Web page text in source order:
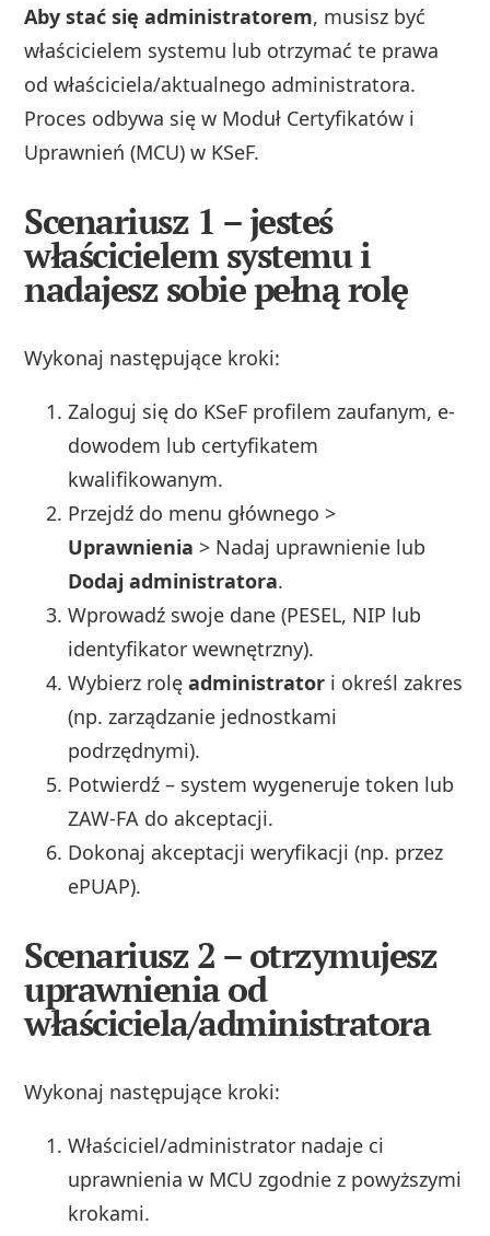
Aby stać się administratorem, musisz być
właścicielem systemu lub otrzymać te prawa
od właściciela/aktualnego administratora.
Proces odbywa się w Moduł Certyfikatów i
Uprawnień (MCU) w KSeF.
Scenariusz 1 – jesteś
właścicielem systemu i
nadajesz sobie pełną rolę
Wykonaj następujące kroki:
Zaloguj się do KSeF profilem zaufanym, e-
dowodem lub certyfikatem
kwalifikowanym.
Przejdź do menu głównego >
Uprawnienia > Nadaj uprawnienie lub
Dodaj administratora.
Wprowadź swoje dane (PESEL, NIP lub
identyfikator wewnętrzny).
Wybierz rolęadministrator i określ zakres
(np. zarządzanie jednostkami
podrzędnymi).
Potwierdź – system wygeneruje token lub
ZAW-FA do akceptacji.
Dokonaj akceptacji weryfikacji (np. przez
ePUAP).
Scenariusz 2 – otrzymujesz
uprawnienia od
właściciela/administratora
Wykonaj następujące kroki:
Właściciel/administrator nadaje ci
uprawnienia w MCU zgodnie z powyższymi
krokami.